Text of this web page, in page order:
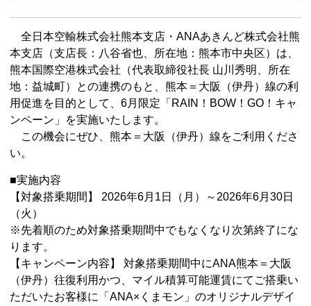
全日本空輸株式会社熊本支店・ANAあきんど株式会社熊
本支店（支店長：八谷省也、所在地：熊本市中央区）は、
熊本国際空港株式会社（代表取締役社長 山川秀明、所在
地：益城町）との連携のもと、熊本＝大阪（伊丹）線の利
用促進を目的として、6月限定「RAIN！BOW！GO！キャ
ンペーン」を実施いたします。
この機会にぜひ、熊本＝大阪（伊丹）線をご利用くださ
い。
■実施内容
【対象搭乗期間】 2026年6月1日（月）～2026年6月30日
（火）
※先着順のため対象搭乗期間中でもなくなり次第終了にな
ります。
【キャンペーン内容】 対象搭乗期間中にANA熊本＝大阪
（伊丹）往復利用かつ、マイル積算可能運賃にてご搭乗い
ただいたお客様に「ANA×くまモン」のオリジナルデザイ